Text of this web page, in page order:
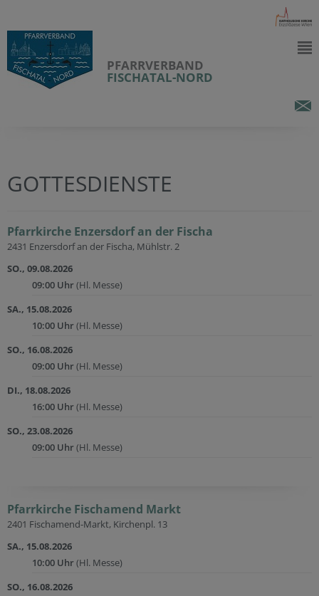
PFARRVERBAND
FISCHATAL-NORD
GOTTESDIENSTE
Pfarrkirche Enzersdorf an der Fischa
2431 Enzersdorf an der Fischa, Mühlstr. 2
SO., 09.08.2026
09:00 Uhr(Hl. Messe)
SA., 15.08.2026
10:00 Uhr(Hl. Messe)
SO., 16.08.2026
09:00 Uhr(Hl. Messe)
DI., 18.08.2026
16:00 Uhr(Hl. Messe)
SO., 23.08.2026
09:00 Uhr(Hl. Messe)
Pfarrkirche Fischamend Markt
2401 Fischamend-Markt, Kirchenpl. 13
SA., 15.08.2026
10:00 Uhr(Hl. Messe)
SO., 16.08.2026